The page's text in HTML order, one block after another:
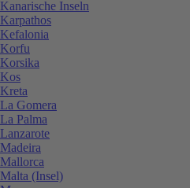
Kanarische Inseln
Karpathos
Kefalonia
Korfu
Korsika
Kos
Kreta
La Gomera
La Palma
Lanzarote
Madeira
Mallorca
Malta (Insel)